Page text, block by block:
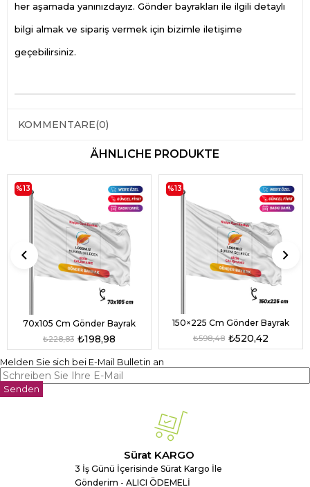
her aşamada yanınızdayız. Gönder bayrakları ile ilgili detaylı
bilgi almak ve sipariş vermek için bizimle iletişime
geçebilirsiniz.
KOMMENTARE(0)
ÄHNLICHE PRODUKTE
70x105 Cm Gönder Bayrak
₺198,98
₺228,83
%13
150×225 Cm Gönder Bayrak
₺520,42
₺598,48
%13
Melden Sie sich bei E-Mail Bulletin an
Senden
Sürat KARGO
3 İş Günü İçerisinde Sürat Kargo İle
Gönderim - ALICI ÖDEMELİ